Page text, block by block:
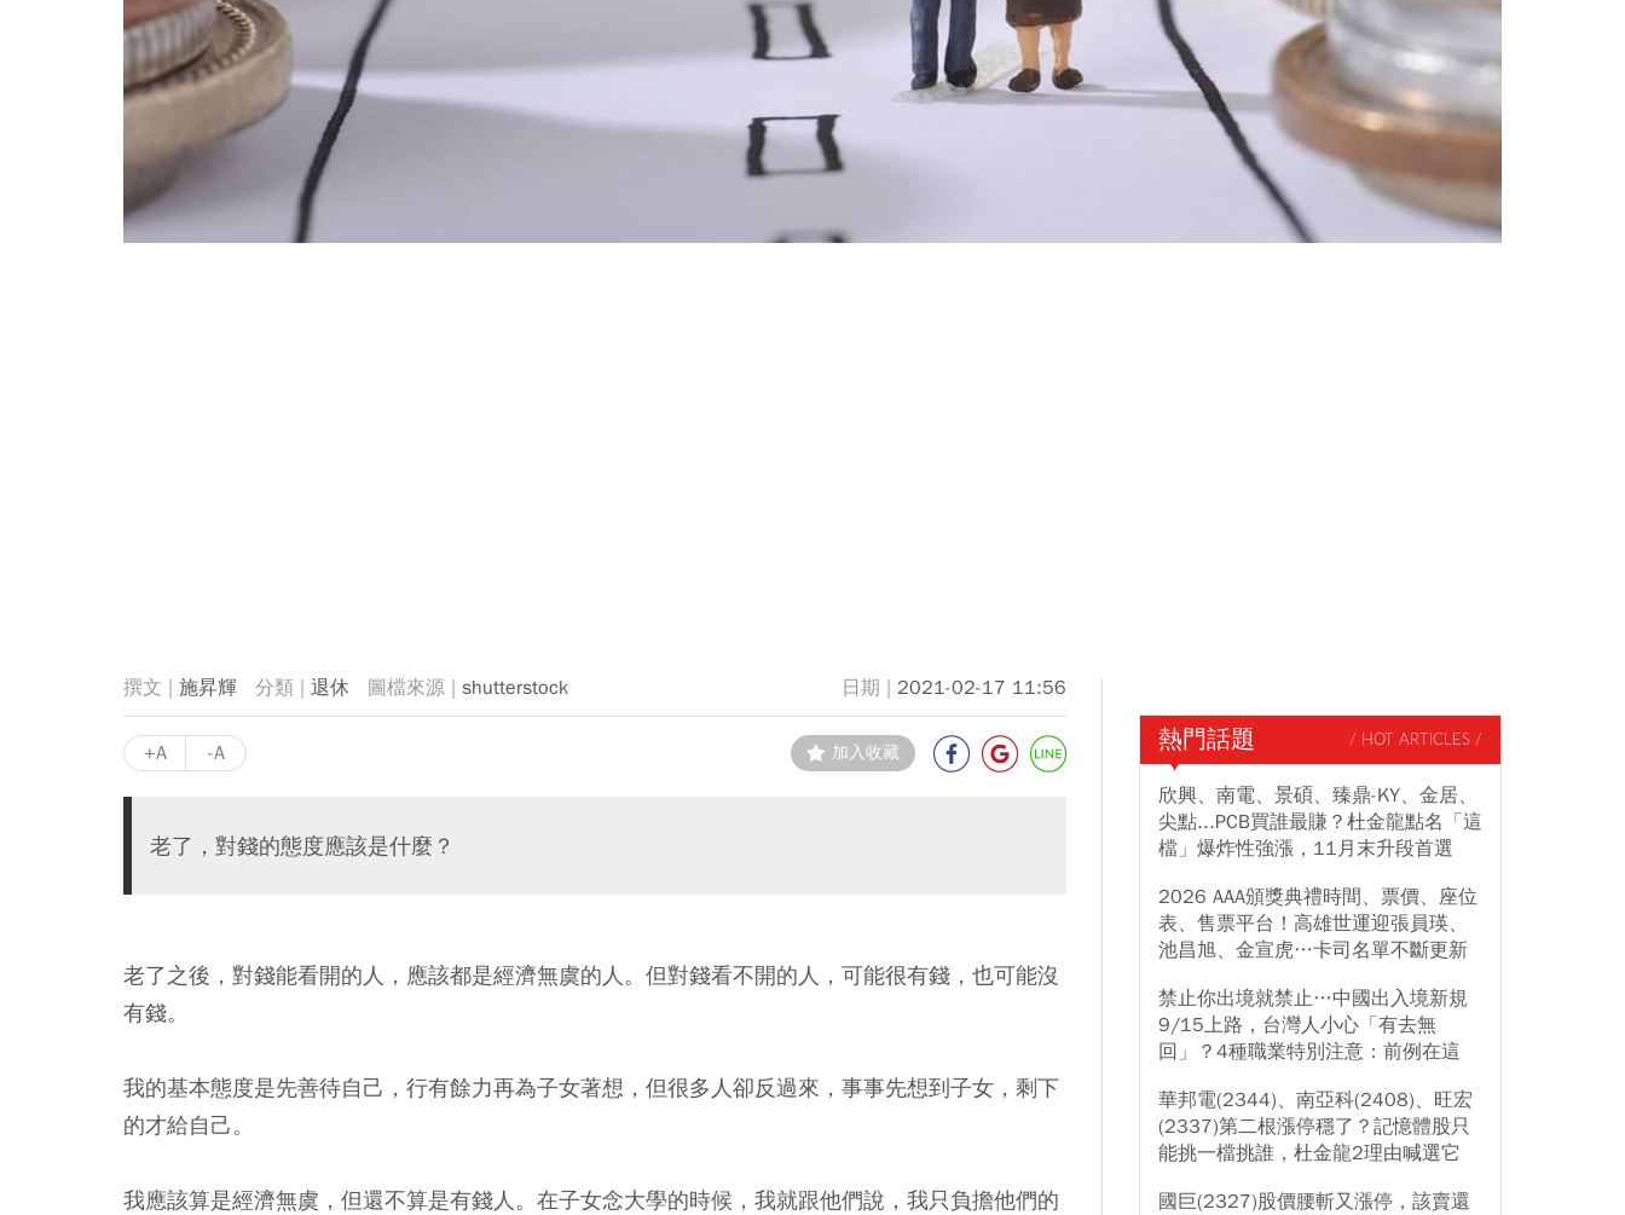
施昇輝 退休 shutterstock 2021-02-17 11:56
+A -A 加入收藏
老了，對錢的態度應該是什麼？
老了之後，對錢能看開的人，應該都是經濟無虞的人。但對錢看不開的人，可能很有錢，也可能沒
有錢。
我的基本態度是先善待自己，行有餘力再為子女著想，但很多人卻反過來，事事先想到子女，剩下
的才給自己。
我應該算是經濟無虞，但還不算是有錢人。在子女念大學的時候，我就跟他們說，我只負擔他們的
熱門話題 / HOT ARTICLES /
欣興、南電、景碩、臻鼎-KY、金居、
尖點...PCB買誰最賺？杜金龍點名「這
檔」爆炸性強漲，11月末升段首選
2026 AAA頒獎典禮時間、票價、座位
表、售票平台！高雄世運迎張員瑛、
池昌旭、金宣虎…卡司名單不斷更新
禁止你出境就禁止…中國出入境新規
9/15上路，台灣人小心「有去無
回」？4種職業特別注意：前例在這
華邦電(2344)、南亞科(2408)、旺宏
(2337)第二根漲停穩了？記憶體股只
能挑一檔挑誰，杜金龍2理由喊選它
國巨(2327)股價腰斬又漲停，該賣還